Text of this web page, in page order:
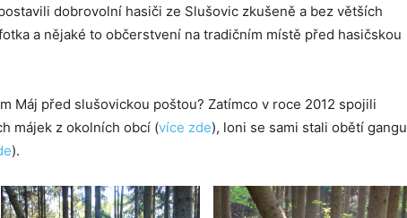
dobrovolní hasiči ze Slušovic zkušeně a bez větších
a nějaké to občerstvení na tradičním místě před hasičskou
Máj před slušovickou poštou? Zatímco v roce 2012 spojili
májek z okolních obcí (více zde), loni se sami stali obětí gangu
).